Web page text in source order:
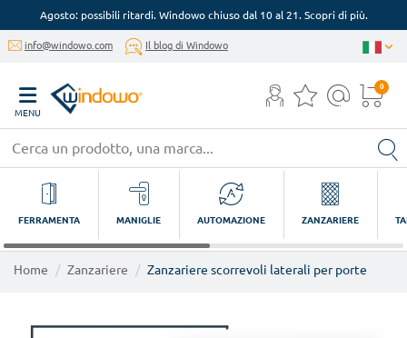
Agosto: possibili ritardi. Windowo chiuso dal 10 al 21. Scopri di più.
info@windowo.com Il blog di Windowo
MENU
0
FERRAMENTA MANIGLIE AUTOMAZIONE ZANZARIERE
Home Zanzariere Zanzariere scorrevoli laterali per porte